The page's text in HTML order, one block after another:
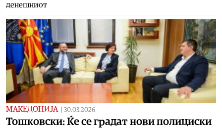
денешниот
МАКЕДОНИЈА 30.03.2026
Тошковски: Ќе се градат нови полициски